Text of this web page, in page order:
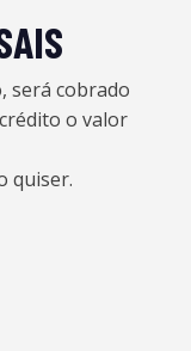
será cobrado
o valor
quiser.